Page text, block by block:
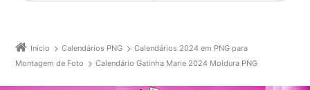
Início Calendários PNG
Calendários 2024 em PNG para
Montagem de Foto
Calendário Gatinha Marie 2024 Moldura PNG